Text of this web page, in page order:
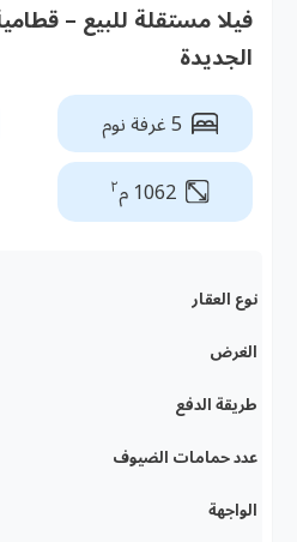
فيلا مستقلة للبيع –
الجديدة
5 غرفة نوم
1062 م ٢
نوع العقار
الغرض
طريقة الدفع
عدد حمامات الضيوف
الواجهة